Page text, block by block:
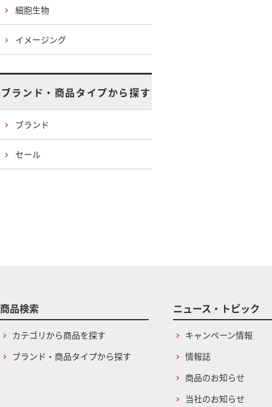
細胞生物
イメージング
ブランド・商品タイプから探す
ブランド
セール
商品検索
カテゴリから商品を探す
ブランド・商品タイプから探す
ニュース・トピック
キャンペーン情報
情報誌
商品のお知らせ
当社のお知らせ